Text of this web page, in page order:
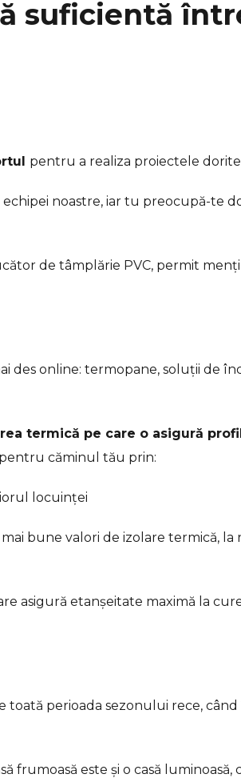
suficientă
pentru a realiza proiectele
echipei noastre, iar tu preocupă-te
de tâmplărie PVC, permit
des online: termopane, soluții de
termică pe care o asigură
căminul tău prin:
locuinței
bune valori de izolare termică, la
asigură etanșeitate maximă la
toată perioada sezonului rece, când
frumoasă este și o casă luminoasă,